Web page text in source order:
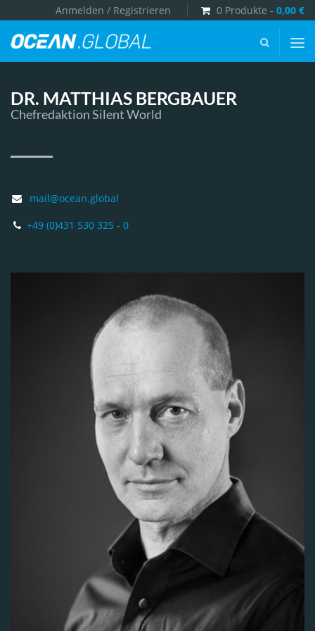
Anmelden / Registrieren 0 Produkte - 0,00 €
DR. MATTHIAS BERGBAUER
Chefredaktion Silent World
mail@ocean.global
+49 (0)431 530 325 - 0